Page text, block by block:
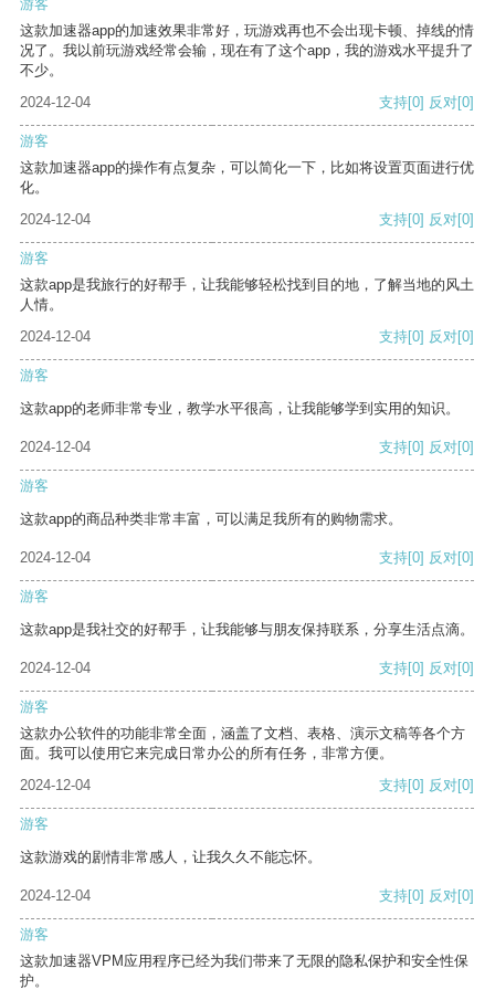
游客
这款加速器app的加速效果非常好，玩游戏再也不会出现卡顿、掉线的情
况了。我以前玩游戏经常会输，现在有了这个app，我的游戏水平提升了
不少。
2024-12-04
支持[0] 反对[0]
游客
这款加速器app的操作有点复杂，可以简化一下，比如将设置页面进行优
化。
2024-12-04
支持[0] 反对[0]
游客
这款app是我旅行的好帮手，让我能够轻松找到目的地，了解当地的风土
人情。
2024-12-04
支持[0] 反对[0]
游客
这款app的老师非常专业，教学水平很高，让我能够学到实用的知识。
2024-12-04 支持[0] 反对[0]
游客
这款app的商品种类非常丰富，可以满足我所有的购物需求。
2024-12-04 支持[0] 反对[0]
游客
这款app是我社交的好帮手，让我能够与朋友保持联系，分享生活点滴。
2024-12-04 支持[0] 反对[0]
游客
这款办公软件的功能非常全面，涵盖了文档、表格、演示文稿等各个方
面。我可以使用它来完成日常办公的所有任务，非常方便。
2024-12-04
支持[0] 反对[0]
游客
这款游戏的剧情非常感人，让我久久不能忘怀。
2024-12-04 支持[0] 反对[0]
游客
这款加速器VPM应用程序已经为我们带来了无限的隐私保护和安全性保
护。